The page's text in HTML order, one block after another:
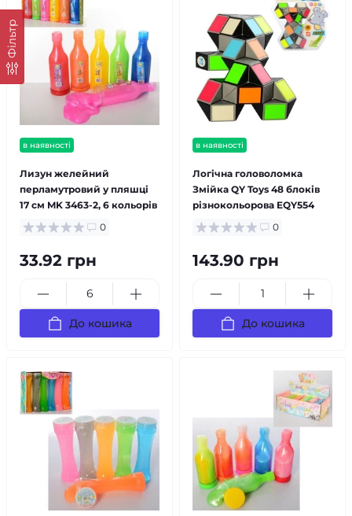
Фільтр
в наявності
Лизун желейний
перламутровий у пляшці
17 см MK 3463-2, 6 кольорів
0
33.92 грн
До кошика
в наявності
Логічна головоломка
Змійка QY Toys 48 блоків
різнокольорова EQY554
0
143.90 грн
До кошика